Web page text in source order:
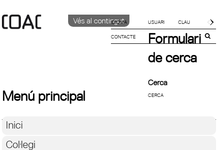
Vés al contingut
IDIOMA
CATALÀ
CONTACTE
Formulari
de cerca
Cerca
Menú principal
Inici
Col·legi